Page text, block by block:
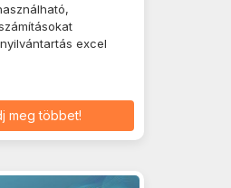
excel
meg többet!